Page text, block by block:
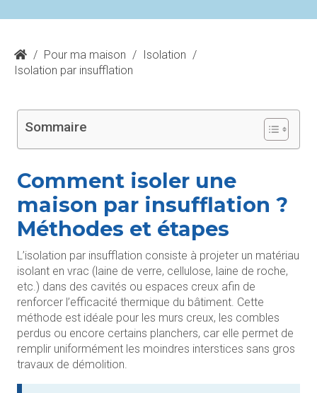
/ Pour ma maison / Isolation /
Isolation par insufflation
Sommaire
Comment isoler une
maison par insufflation ?
Méthodes et étapes
L’isolation par insufflation consiste à projeter un matériau
isolant en vrac (laine de verre, cellulose, laine de roche,
etc.) dans des cavités ou espaces creux afin de
renforcer l’efficacité thermique du bâtiment. Cette
méthode est idéale pour les murs creux, les combles
perdus ou encore certains planchers, car elle permet de
remplir uniformément les moindres interstices sans gros
travaux de démolition.